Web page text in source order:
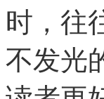
时，往
不发光